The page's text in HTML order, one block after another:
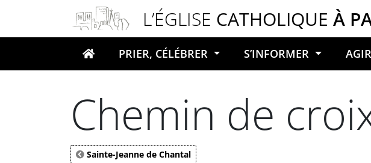
L’ÉGLISE CATHOLIQUE À
Votre recherche
PRIER, CÉLÉBRER S’INFORMER AGIR
Chemin de
Sainte-Jeanne de Chantal
Panneau de gestion des cookies